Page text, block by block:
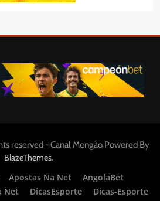
reserved - Canal Mengão Powered By
BlazeThemes.
Apostas Na Net
AngolaBet
Net DicasEsporte
Dicas-Esporte